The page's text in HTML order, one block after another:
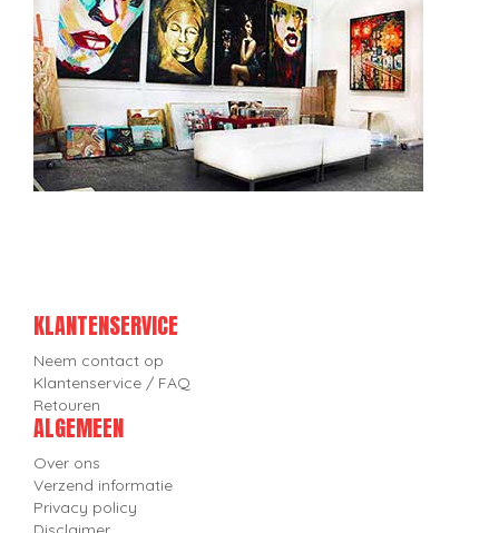
KLANTENSERVICE
Neem contact op
Klantenservice / FAQ
Retouren
ALGEMEEN
Over ons
Verzend informatie
Privacy policy